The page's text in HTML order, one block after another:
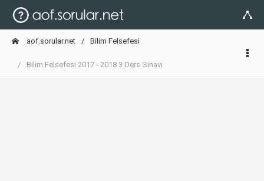
aof.sorular.net Bilim Felsefesi
Bilim Felsefesi 2017 - 2018 3 Ders Sınavı